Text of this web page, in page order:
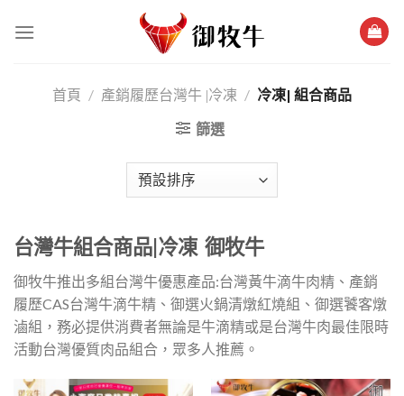
首頁
/ 產銷履歷台灣牛 |冷凍 / 冷凍| 組合商品
篩選
台灣牛組合商品|冷凍 御牧牛
御牧牛推出多組台灣牛優惠產品:台灣黃牛滴牛肉精、產銷
履歷CAS台灣牛滴牛精、御選火鍋清燉紅燒組、御選饕客燉
滷組，務必提供消費者無論是牛滴精或是台灣牛肉最佳限時
活動台灣優質肉品組合，眾多人推薦。